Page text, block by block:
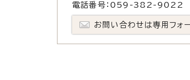
電話番号：059-382-9022
お問い合わせは専用フォ